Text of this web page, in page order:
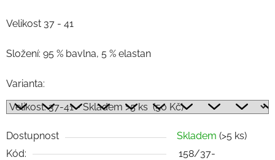
Velikost 37 - 41
Složení: 95 % bavlna, 5 % elastan
Varianta:
Dostupnost Skladem (>5 ks)
Kód:
158/37-